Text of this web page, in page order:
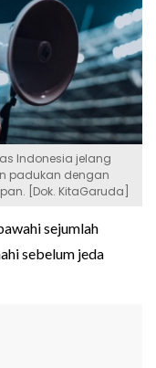
Indonesia jelang
padukan dengan
[Dok. KitaGaruda]
sejumlah
sebelum jeda